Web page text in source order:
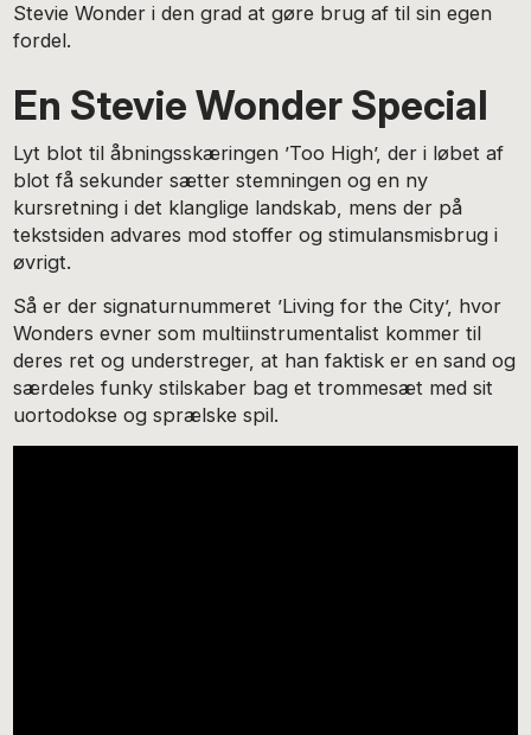
Stevie Wonder i den grad at gøre brug af til sin egen
fordel.
En Stevie Wonder Special
Lyt blot til åbningsskæringen ’Too High’, der i løbet af
blot få sekunder sætter stemningen og en ny
kursretning i det klanglige landskab, mens der på
tekstsiden advares mod stoffer og stimulansmisbrug i
øvrigt.
Så er der signaturnummeret ’Living for the City’, hvor
Wonders evner som multiinstrumentalist kommer til
deres ret og understreger, at han faktisk er en sand og
særdeles funky stilskaber bag et trommesæt med sit
uortodokse og sprælske spil.